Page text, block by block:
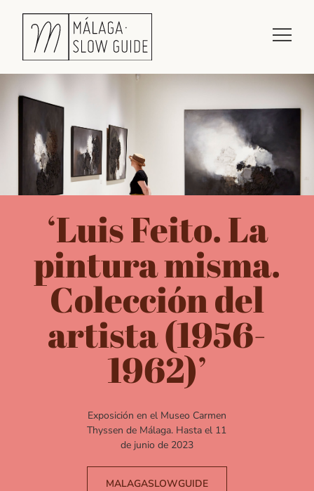
‘Luis Feito. La
pintura misma.
Colección del
artista (1956-
1962)’
Exposición en el Museo Carmen
Thyssen de Málaga. Hasta el 11
de junio de 2023
MALAGASLOWGUIDE